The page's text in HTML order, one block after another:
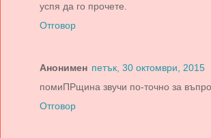
успя да го прочете.
Отговор
Анонимен петък, 30 октомври, 2015
помиПРщина звучи по-точно за
Отговор